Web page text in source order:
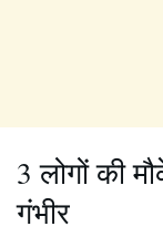
3 लोगों की
गंभीर